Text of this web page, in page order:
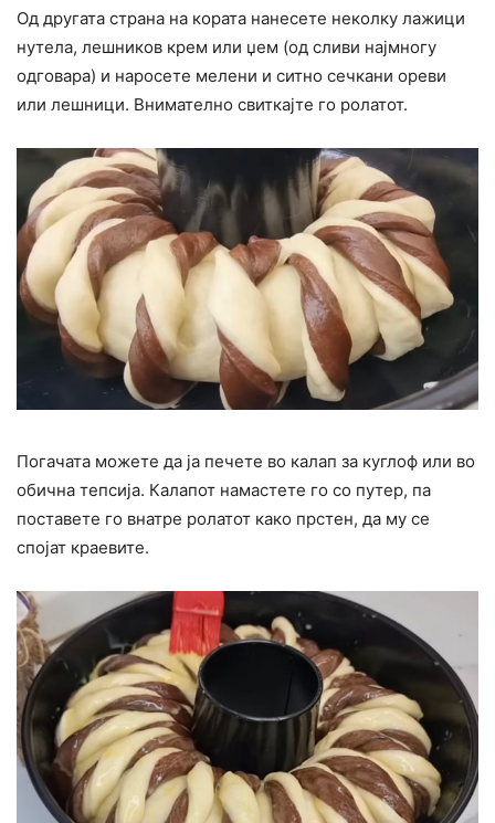
Од другата страна на кората нанесете неколку лажици
нутела, лешников крем или џем (од сливи најмногу
одговара) и наросете мелени и ситно сечкани ореви
или лешници. Внимателно свиткајте го ролатот.
Погачата можете да ја печете во калап за куглоф или во
обична тепсија. Калапот намастете го со путер, па
поставете го внатре ролатот како прстен, да му се
спојат краевите.